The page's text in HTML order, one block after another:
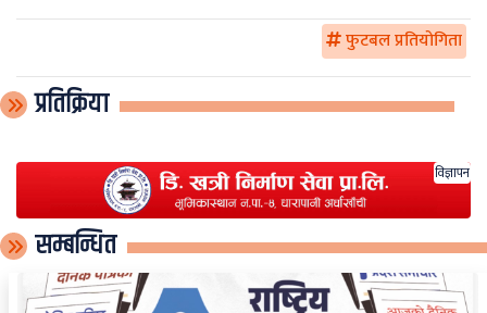
फुटबल प्रतियोगिता
प्रतिक्रिया
विज्ञापन
सम्बन्धित